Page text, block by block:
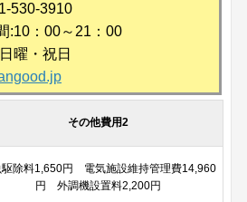
530-3910
:10：00～21：00
曜・祝日
その他費用2
駆除料1,650円 電気施設維持管理費14,960
円 外調機設置料2,200円